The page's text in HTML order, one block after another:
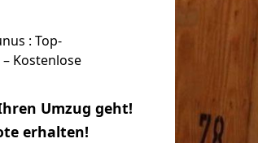
: Top-
Kostenlose
Umzug geht!
erhalten!